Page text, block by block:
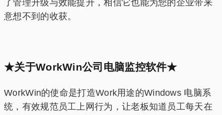
了管理升级与效能提升，相信它也能为您的企业带来
意想不到的收获。
★关于WorkWin公司电脑监控软件★
WorkWin的使命是打造Work用途的Windows 电脑系
统，有效规范员工上网行为，让老板知道员工每天在